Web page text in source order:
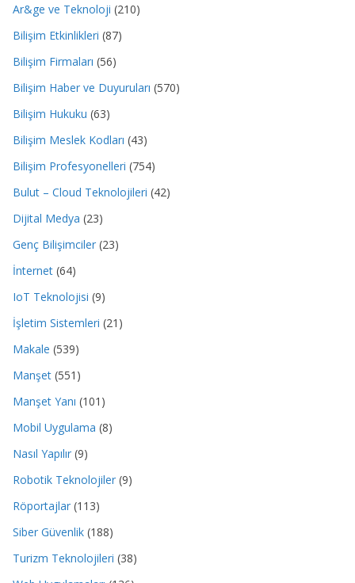
Ar&ge ve Teknoloji (210)
Bilişim Etkinlikleri (87)
Bilişim Firmaları (56)
Bilişim Haber ve Duyuruları (570)
Bilişim Hukuku (63)
Bilişim Meslek Kodları (43)
Bilişim Profesyonelleri (754)
Bulut – Cloud Teknolojileri (42)
Dijital Medya (23)
Genç Bilişimciler (23)
İnternet (64)
IoT Teknolojisi (9)
İşletim Sistemleri (21)
Makale (539)
Manşet (551)
Manşet Yanı (101)
Mobil Uygulama (8)
Nasıl Yapılır (9)
Robotik Teknolojiler (9)
Röportajlar (113)
Siber Güvenlik (188)
Turizm Teknolojileri (38)